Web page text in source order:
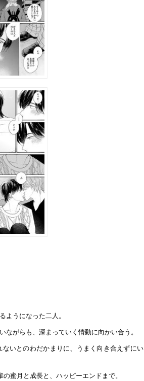
ようになった二人。
がらも、深まっていく情動に向かい合う。
いとのわだかまりに、うまく向き合えずにい
蜜月と成長と、ハッピーエンドまで。